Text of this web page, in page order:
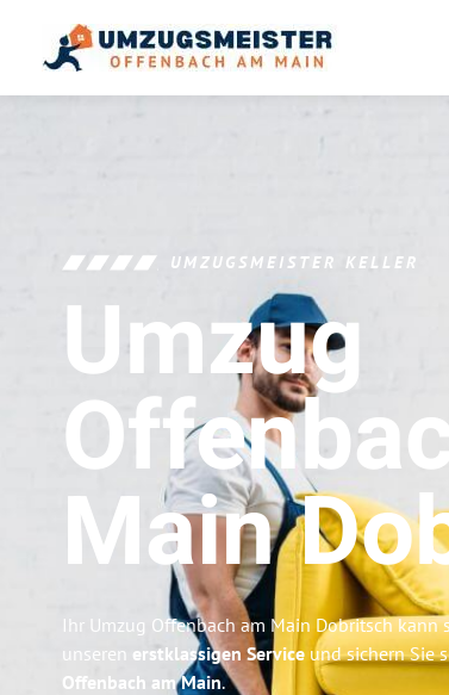
UMZUGSMEISTER KELLER
Umzug
Main
Ihr Umzug Offenbach am Main Dobritsch kann
unseren erstklassigen Service und sichern Sie
Offenbach am Main.